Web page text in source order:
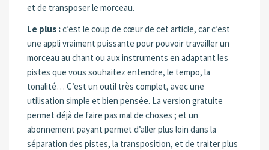
et de transposer le morceau.
Le plus :c’est le coup de cœur de cet article, car c’est
une appli vraiment puissante pour pouvoir travailler un
morceau au chant ou aux instruments en adaptant les
pistes que vous souhaitez entendre, le tempo, la
tonalité… C’est un outil très complet, avec une
utilisation simple et bien pensée. La version gratuite
permet déjà de faire pas mal de choses ; et un
abonnement payant permet d’aller plus loin dans la
séparation des pistes, la transposition, et de traiter plus